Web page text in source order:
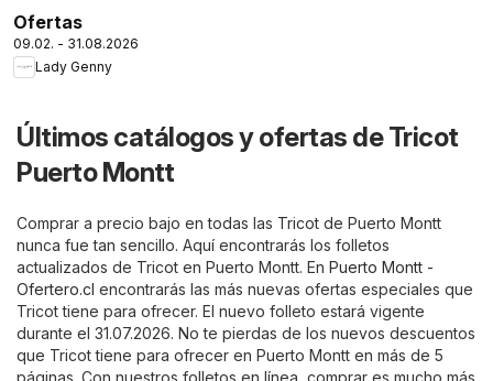
Ofertas
09.02. - 31.08.2026
Lady Genny
Últimos catálogos y ofertas de Tricot
Puerto Montt
Comprar a precio bajo en todas las Tricot de Puerto Montt
nunca fue tan sencillo. Aquí encontrarás los folletos
actualizados de Tricot en Puerto Montt. En Puerto Montt -
Ofertero.cl encontrarás las más nuevas ofertas especiales que
Tricot tiene para ofrecer. El nuevo folleto estará vigente
durante el 31.07.2026. No te pierdas de los nuevos descuentos
que Tricot tiene para ofrecer en Puerto Montt en más de 5
páginas. Con nuestros folletos en línea, comprar es mucho más